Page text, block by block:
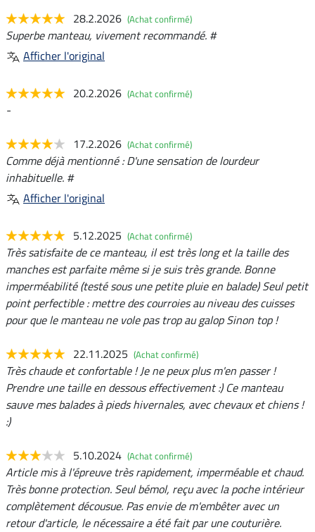
28.2.2026 (Achat confirmé)
Superbe manteau, vivement recommandé. #
Afficher l'original
20.2.2026 (Achat confirmé)
-
17.2.2026 (Achat confirmé)
Comme déjà mentionné : D'une sensation de lourdeur
inhabituelle. #
Afficher l'original
5.12.2025 (Achat confirmé)
Très satisfaite de ce manteau, il est très long et la taille des
manches est parfaite même si je suis très grande. Bonne
imperméabilité (testé sous une petite pluie en balade) Seul petit
point perfectible : mettre des courroies au niveau des cuisses
pour que le manteau ne vole pas trop au galop Sinon top !
22.11.2025 (Achat confirmé)
Très chaude et confortable ! Je ne peux plus m'en passer !
Prendre une taille en dessous effectivement :) Ce manteau
sauve mes balades à pieds hivernales, avec chevaux et chiens !
:)
5.10.2024 (Achat confirmé)
Article mis à l'épreuve très rapidement, imperméable et chaud.
Très bonne protection. Seul bémol, reçu avec la poche intérieur
complètement décousue. Pas envie de m'embêter avec un
retour d'article, le nécessaire a été fait par une couturière.